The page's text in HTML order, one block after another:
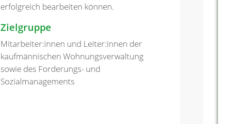
erfolgreich bearbeiten können.
Zielgruppe
Mitarbeiter:innen und Leiter:innen der
kaufmännischen Wohnungsverwaltung
sowie des Forderungs- und
Sozialmanagements